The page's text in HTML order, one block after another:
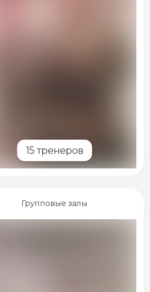
15 тренеров
Групповые залы